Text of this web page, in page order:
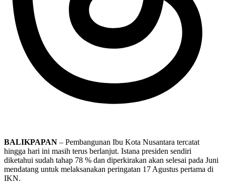
BALIKPAPAN – Pembangunan Ibu Kota Nusantara tercatat
hingga hari ini masih terus berlanjut. Istana presiden sendiri
diketahui sudah tahap 78 % dan diperkirakan akan selesai pada Juni
mendatang untuk melaksanakan peringatan 17 Agustus pertama di
IKN.